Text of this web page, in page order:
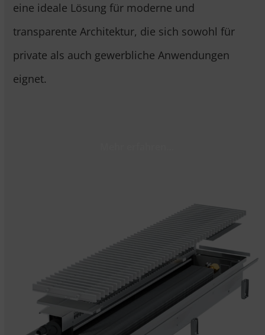
eine ideale Lösung für moderne und
transparente Architektur, die sich sowohl für
private als auch gewerbliche Anwendungen
eignet.